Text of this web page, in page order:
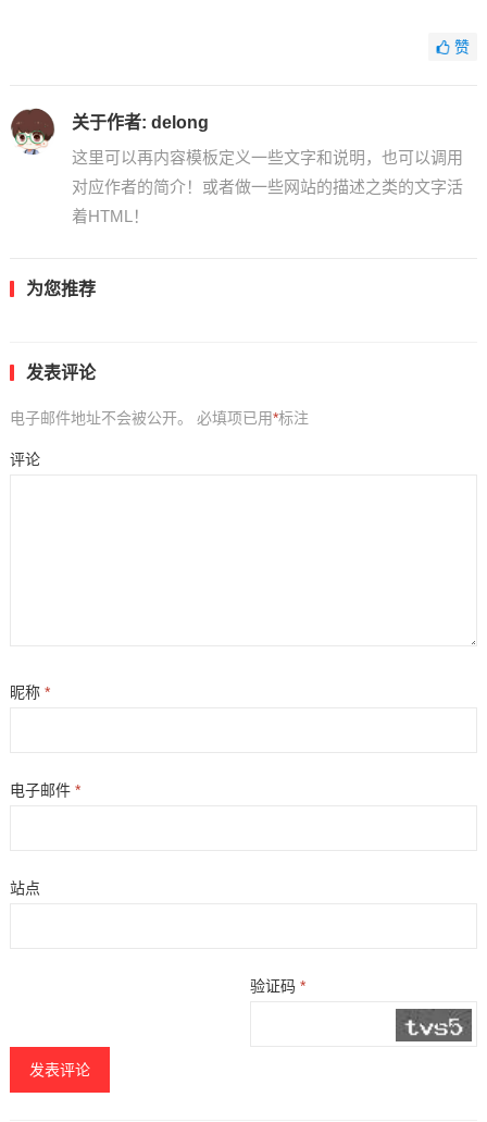
赞
关于作者: delong
这里可以再内容模板定义一些文字和说明，也可以调用
对应作者的简介！或者做一些网站的描述之类的文字活
着HTML！
为您推荐
发表评论
电子邮件地址不会被公开。 必填项已用*标注
评论
昵称 *
电子邮件 *
站点
验证码*